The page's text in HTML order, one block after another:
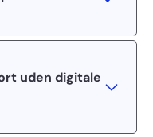
uden digitale